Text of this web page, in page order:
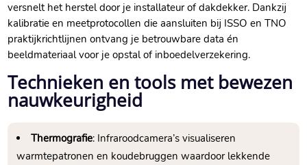
versnelt het herstel door je installateur of dakdekker.​ Dankzij
kalibratie en meetprotocollen die aansluiten bij ISSO en TNO
praktijkrichtlijnen ontvang je betrouwbare data én
beeldmateriaal voor je opstal of inboedelverzekering.​
Technieken en tools met bewezen
nauwkeurigheid
Thermografie: Infraroodcamera’s visualiseren
warmtepatronen en koudebruggen waardoor lekkende